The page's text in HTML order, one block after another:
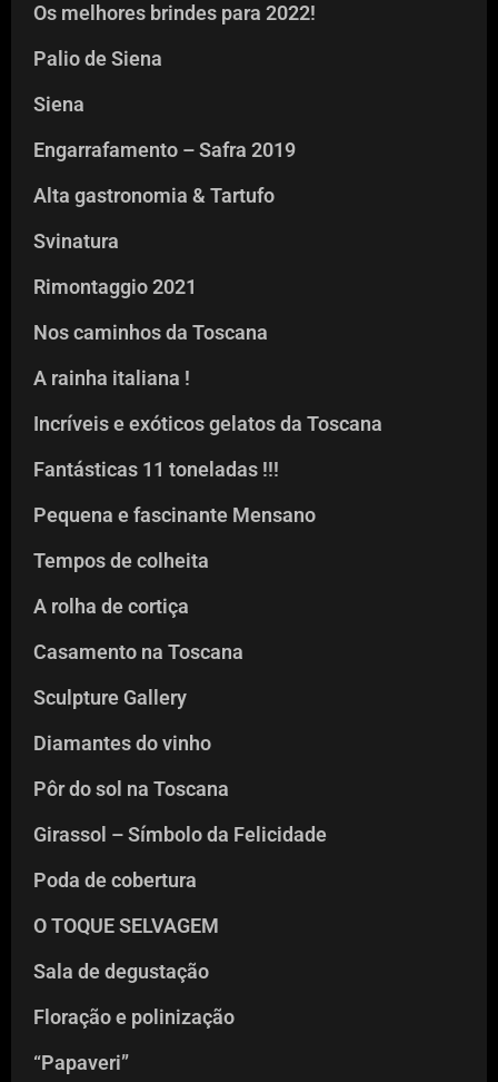
Os melhores brindes para 2022!
Palio de Siena
Siena
Engarrafamento – Safra 2019
Alta gastronomia & Tartufo
Svinatura
Rimontaggio 2021
Nos caminhos da Toscana
A rainha italiana !
Incríveis e exóticos gelatos da Toscana
Fantásticas 11 toneladas !!!
Pequena e fascinante Mensano
Tempos de colheita
A rolha de cortiça
Casamento na Toscana
Sculpture Gallery
Diamantes do vinho
Pôr do sol na Toscana
Girassol – Símbolo da Felicidade
Poda de cobertura
O TOQUE SELVAGEM
Sala de degustação
Floração e polinização
“Papaveri”